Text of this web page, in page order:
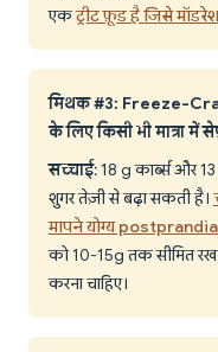
एकट्रीट फ़ूड है जिसे
मिथक #3: Freeze-
के लिए किसी भी मात्रा में
सच्चाई: 18 g कार्ब्स और
शुगर तेज़ी से बढ़ा सकती है।
मापने योग्य
को 10-15g तक सीमित
करना चाहिए।